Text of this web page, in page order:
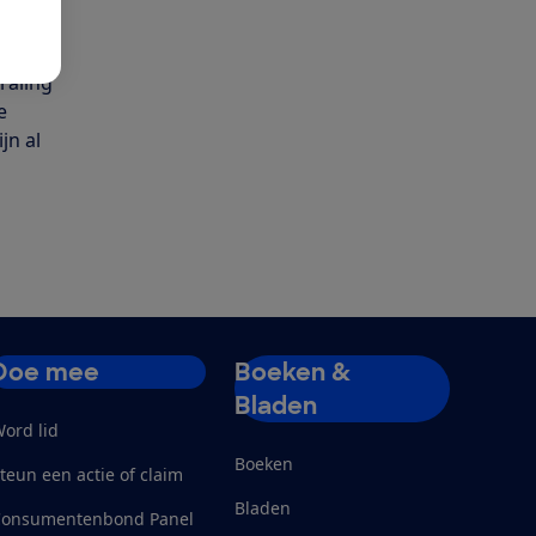
in,
al
mee
lid
een actie of claim
Panel
Boeken &
Bladen
Boeken
Bladen